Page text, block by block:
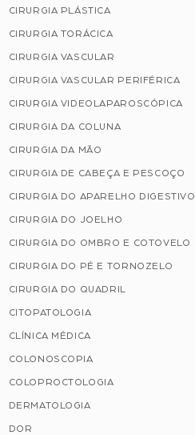
CIRURGIA PLÁSTICA
CIRURGIA TORÁCICA
CIRURGIA VASCULAR
CIRURGIA VASCULAR PERIFÉRICA
CIRURGIA VIDEOLAPAROSCÓPICA
CIRURGIA DA COLUNA
CIRURGIA DA MÃO
CIRURGIA DE CABEÇA E PESCOÇO
CIRURGIA DO APARELHO DIGESTIVO
CIRURGIA DO JOELHO
CIRURGIA DO OMBRO E COTOVELO
CIRURGIA DO PÉ E TORNOZELO
CIRURGIA DO QUADRIL
CITOPATOLOGIA
CLÍNICA MÉDICA
COLONOSCOPIA
COLOPROCTOLOGIA
DERMATOLOGIA
DOR